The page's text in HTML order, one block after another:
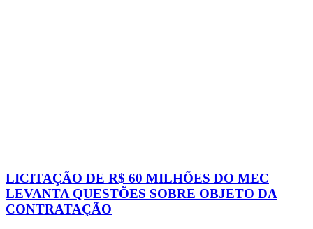
LICITAÇÃO DE R$ 60 MILHÕES DO MEC
LEVANTA QUESTÕES SOBRE OBJETO DA
CONTRATAÇÃO